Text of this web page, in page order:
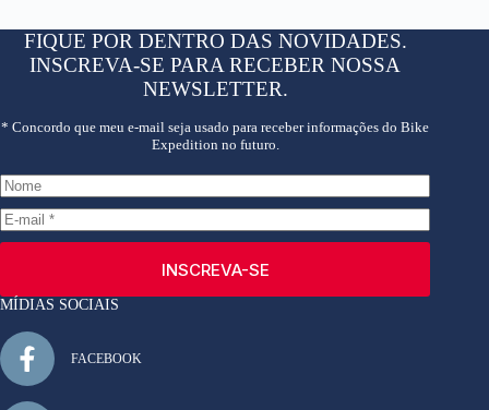
FIQUE POR DENTRO DAS NOVIDADES.
INSCREVA-SE PARA RECEBER NOSSA
NEWSLETTER.
* Concordo que meu e-mail seja usado para receber informações do Bike
Expedition no futuro.
INSCREVA-SE
MÍDIAS SOCIAIS
FACEBOOK